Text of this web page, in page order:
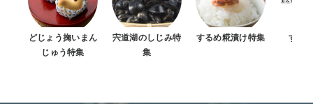
どじょう掬いまん
じゅう特集
宍道湖のしじみ特
集
するめ糀漬け特集 すべ